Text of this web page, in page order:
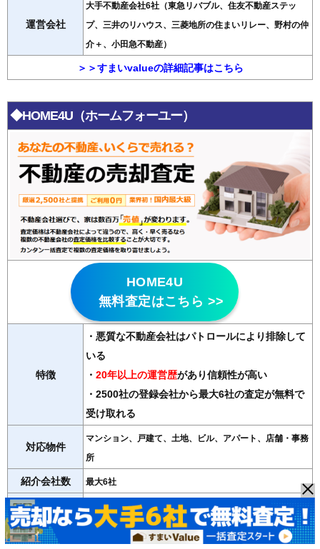
運営会社
大手不動産会社6社（東急リバブル、住友不動産ステッ
プ、三井のリハウス、三菱地所の住まいリレー、野村の仲
介＋、小田急不動産）
＞＞すまいvalueの詳細記事はこちら
◆HOME4U（ホームフォーユー）
HOME4U
無料査定はこちら >>
特徴
・悪質な不動産会社はパトロールにより排除して
いる
・ 20年以上の運営歴があり信頼性が高い
・2500社の登録会社から最大6社の査定が無料で
受け取れる
対応物件
マンション、戸建て、土地、ビル、アパート、店舗・事務
所
紹介会社数 最大6社
運営会社 NTTデータ・ウィズ（東証プライム子会社）
＞＞HOME4Uの詳細記事はこちら